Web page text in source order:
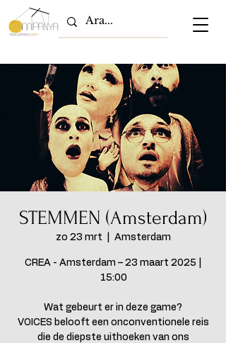
STEMMEN (Amsterdam)
zo 23 mrt Amsterdam
CREA - Amsterdam – 23 maart 2025 |
15:00
Wat gebeurt er in deze game?
VOICES belooft een onconventionele reis
die de diepste uithoeken van ons